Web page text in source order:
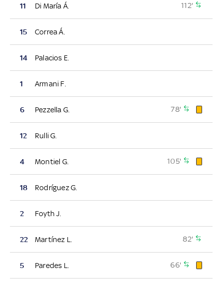
11 Di María Á. 112'
15 Correa Á.
14 Palacios E.
1 Armani F.
6 Pezzella G. 78'
12 Rulli G.
4 Montiel G. 105'
18 Rodríguez G.
2 Foyth J.
22 Martínez L. 82'
5 Paredes L. 66'